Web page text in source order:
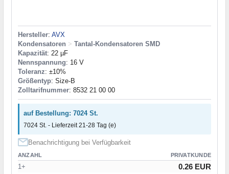
Hersteller: AVX
Kondensatoren > Tantal-Kondensatoren SMD
Kapazität: 22 µF
Nennspannung: 16 V
Toleranz: ±10%
Größentyp: Size-B
Zolltarifnummer: 8532 21 00 00
auf Bestellung: 7024 St.
7024 St. - Lieferzeit 21-28 Tag (e)
Benachrichtigung bei Verfügbarkeit
ANZAHL PRIVATKUNDE
1+ 0.26 EUR